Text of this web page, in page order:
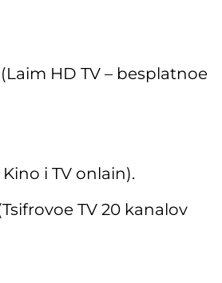
HD TV – besplatnoe
i TV onlain).
TV 20 kanalov